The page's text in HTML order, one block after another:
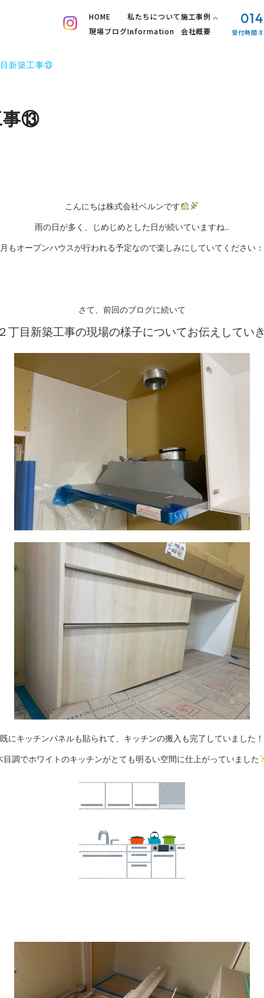
HOME
現場ブログ
私たちについて
Information
施工事例
会社概要
受付時間
新築工事⑬
事⑬
こんにちは株式会社ベルンです
雨の日が多く、じめじめとした日が続いていますね..
もオープンハウスが行われる予定なので楽しみにしていてください
さて、 前回のブログに続いて
丁目新築工事の現場の様子についてお伝えしてい
既にキッチンパネルも貼られて、キッチンの搬入も完了していました！
目調でホワイトのキッチンがとても明るい空間に仕上がっていました